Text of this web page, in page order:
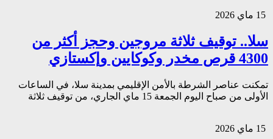
سلا.. توقيف ثلاثة مروجين وحجز أكثر من
4300 قرص مخدر وكوكايين وإكستازي
تمكنت عناصر الشرطة بالأمن الإقليمي بمدينة سلا، في الساعات
الأولى من صباح اليوم الجمعة 15 ماي الجاري، من توقيف ثلاثة